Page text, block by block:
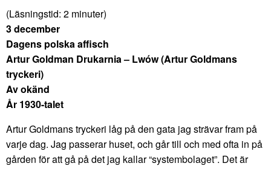
(Läsningstid: 2 minuter)
3 december
Dagens polska affisch
Artur Goldman Drukarnia – Lwów (Artur Goldmans
tryckeri)
Av okänd
År 1930-talet
Artur Goldmans tryckeri låg på den gata jag strävar fram på
varje dag. Jag passerar huset, och går till och med ofta in på
gården för att gå på det jag kallar “systembolaget”. Det är